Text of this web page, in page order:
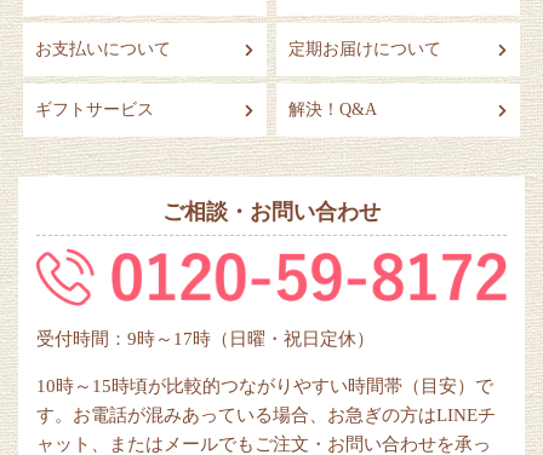
お支払いについて 定期お届けについて
ギフトサービス 解決！Q&A
ご相談・お問い合わせ
受付時間：9時～17時（日曜・祝日定休）
10時～15時頃が比較的つながりやすい時間帯（目安）で
す。お電話が混みあっている場合、お急ぎの方はLINEチ
ャット、またはメールでもご注文・お問い合わせを承っ